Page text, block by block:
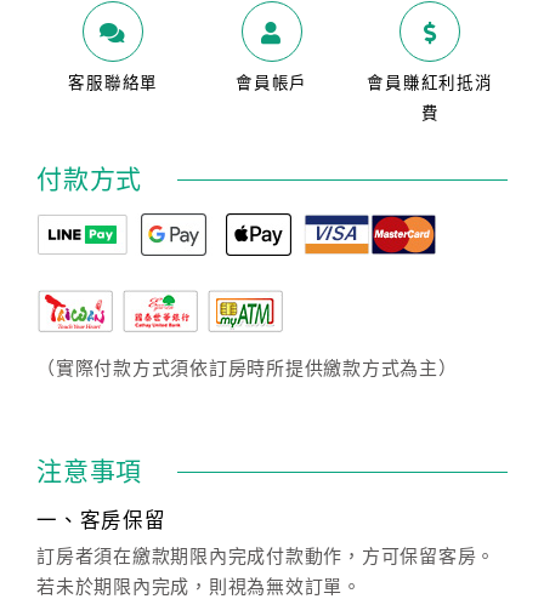
客服聯絡單 會員帳戶
會員賺紅利抵消
費
付款方式
（實際付款方式須依訂房時所提供繳款方式為主）
注意事項
一、客房保留
訂房者須在繳款期限內完成付款動作，方可保留客房。
若未於期限內完成，則視為無效訂單。